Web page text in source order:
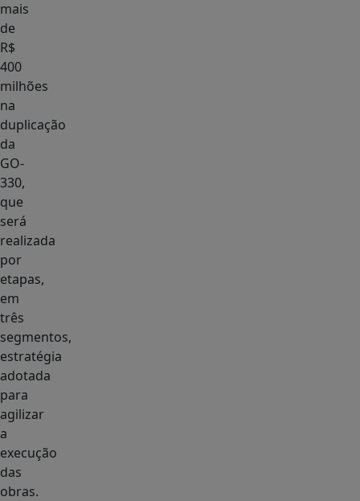
mais
de
R$
400
milhões
na
duplicação
da
GO-
330,
que
será
realizada
por
etapas,
em
três
segmentos,
estratégia
adotada
para
agilizar
a
execução
das
obras.